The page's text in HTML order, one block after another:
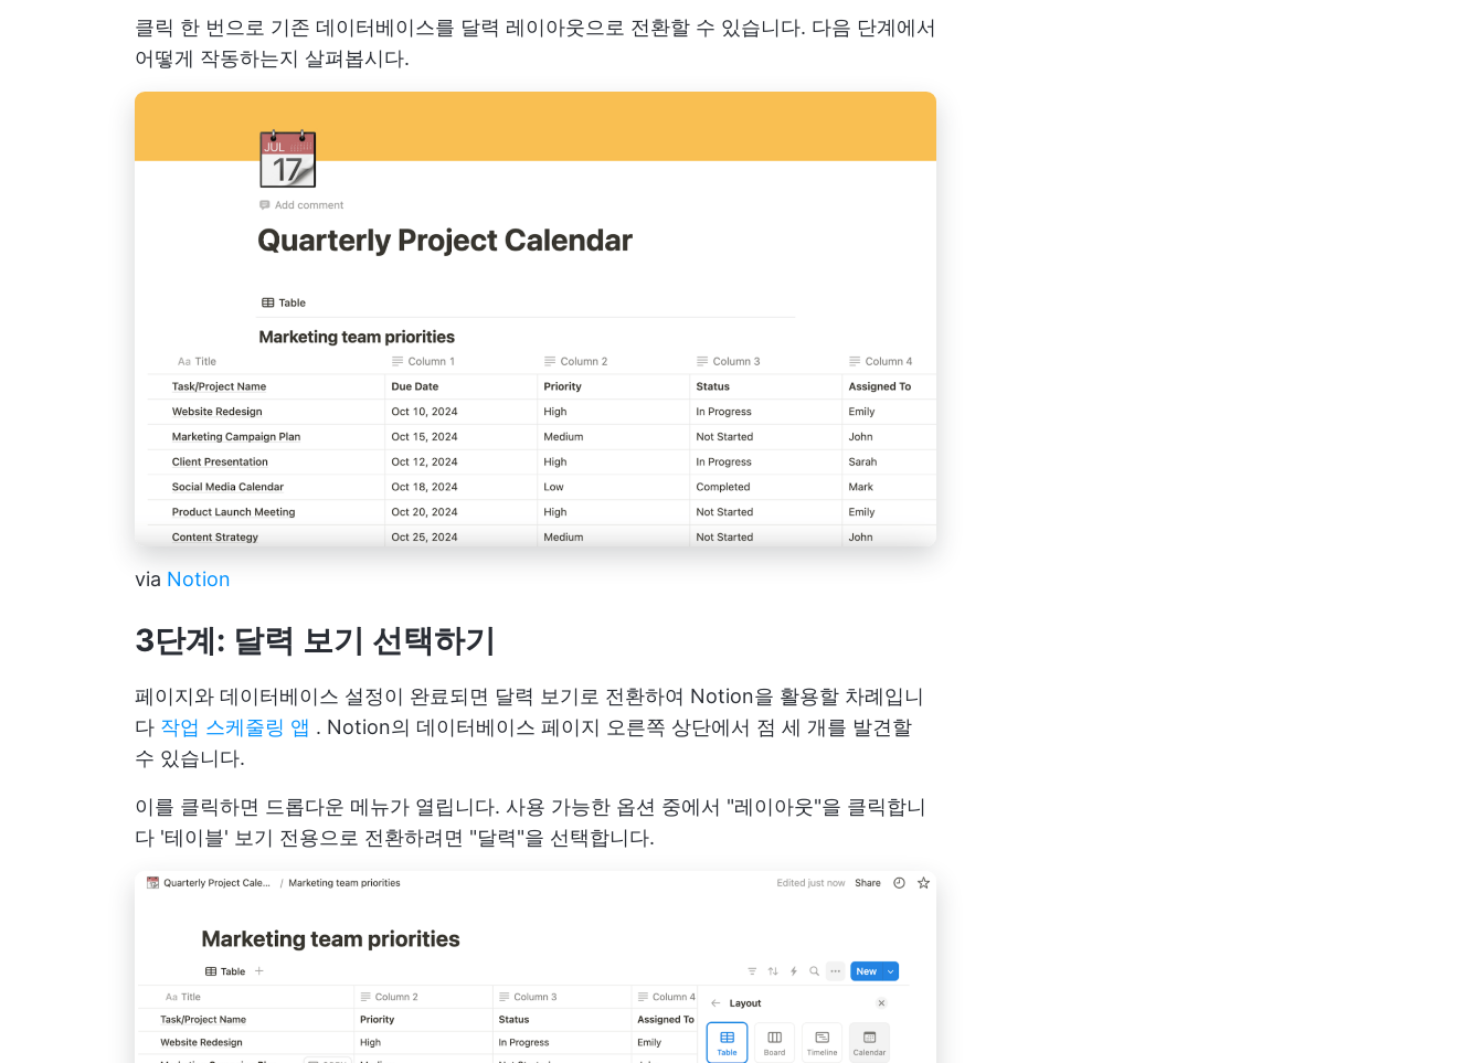
클릭 한 번으로 기존 데이터베이스를 달력 레이아웃으로 전환할 수 있습니다. 다음 단계에서
어떻게 작동하는지 살펴봅시다.
via Notion
3단계: 달력 보기 선택하기
페이지와 데이터베이스 설정이 완료되면 달력 보기로 전환하여 Notion을 활용할 차례입니
다 작업 스케줄링 앱 . Notion의 데이터베이스 페이지 오른쪽 상단에서 점 세 개를 발견할
수 있습니다.
이를 클릭하면 드롭다운 메뉴가 열립니다. 사용 가능한 옵션 중에서 "레이아웃"을 클릭합니
다 '테이블' 보기 전용으로 전환하려면 "달력"을 선택합니다.